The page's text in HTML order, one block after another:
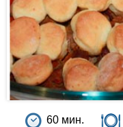
60 мин.